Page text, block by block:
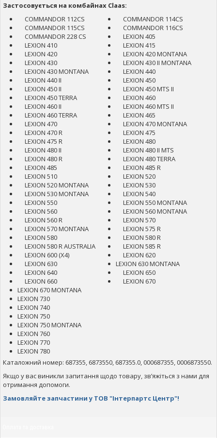
Застосовується на комбайнах Claas:
COMMANDOR 112CS
COMMANDOR 114CS
COMMANDOR 115CS
COMMANDOR 116CS
COMMANDOR 228 CS
LEXION 405
LEXION 410
LEXION 415
LEXION 420
LEXION 420 MONTANA
LEXION 430
LEXION 430 II MONTANA
LEXION 430 MONTANA
LEXION 440
LEXION 440 II
LEXION 450
LEXION 450 II
LEXION 450 MTS II
LEXION 450 TERRA
LEXION 460
LEXION 460 II
LEXION 460 MTS II
LEXION 460 TERRA
LEXION 465
LEXION 470
LEXION 470 MONTANA
LEXION 470 R
LEXION 475
LEXION 475 R
LEXION 480
LEXION 480 II
LEXION 480 II MTS
LEXION 480 R
LEXION 480 TERRA
LEXION 485
LEXION 485 R
LEXION 510
LEXION 520
LEXION 520 MONTANA
LEXION 530
LEXION 530 MONTANA
LEXION 540
LEXION 550
LEXION 550 MONTANA
LEXION 560
LEXION 560 MONTANA
LEXION 560 R
LEXION 570
LEXION 570 MONTANA
LEXION 575 R
LEXION 580
LEXION 580 R
LEXION 580 R AUSTRALIA
LEXION 585 R
LEXION 600 (X4)
LEXION 620
LEXION 630
LEXION 630 MONTANA
LEXION 640
LEXION 650
LEXION 660
LEXION 670
LEXION 670 MONTANA
LEXION 730
LEXION 740
LEXION 750
LEXION 750 MONTANA
LEXION 760
LEXION 770
LEXION 780
Каталожний номер: 687355, 6873550, 687355.0, 000687355, 0006873550.
Якщо у вас виникли запитання щодо товару, зв’яжіться з нами для
отримання допомоги.
Замовляйте запчастини у ТОВ "Інтерпартс Центр"!